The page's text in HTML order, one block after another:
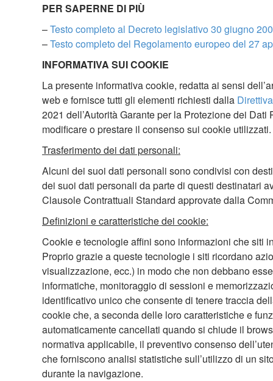
PER SAPERNE DI PIÙ
–Testo completo al Decreto legislativo 30 giugno
–Testo completo del Regolamento europeo del 27
INFORMATIVA SUI COOKIE
La presente informativa cookie, redatta ai sensi
web e fornisce tutti gli elementi richiesti dalla
2021 dell’Autorità Garante per la Protezione dei
modificare o prestare il consenso sui cookie utilizzati.
Trasferimento dei dati personali:
Alcuni dei suoi dati personali sono condivisi con
dei suoi dati personali da parte di questi destinatari
Clausole Contrattuali Standard approvate dalla
Definizioni e caratteristiche dei cookie:
Cookie e tecnologie affini sono informazioni che siti
Proprio grazie a queste tecnologie i siti ricordano
visualizzazione, ecc.) in modo che non debbano
informatiche, monitoraggio di sessioni e
identificativo unico che consente di tenere traccia
cookie che, a seconda delle loro caratteristiche e
automaticamente cancellati quando si chiude il
normativa applicabile, il preventivo consenso
che forniscono analisi statistiche sull’utilizzo di un
durante la navigazione.